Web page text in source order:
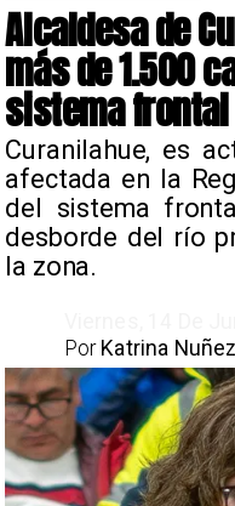
Alcaldesa de
más de 1.500
sistema frontal
Curanilahue, es
afectada en la
del sistema
desborde del río
la zona.
Katrina
Por